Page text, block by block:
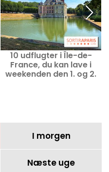
10 udflugter i Île-de-
France, du kan lave i
weekenden den 1. og 2.
I morgen
Næste uge